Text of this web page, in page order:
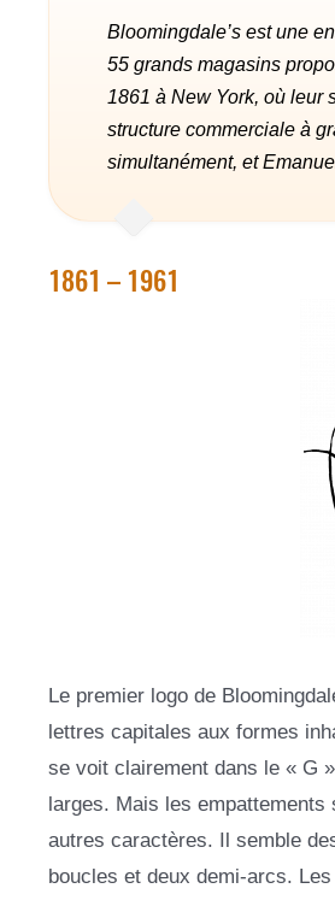
Bloomingdale’s est une
55 grands magasins
1861 à New York, où leur
structure commerciale à
simultanément, et
1861 – 1961
Le premier logo de
lettres capitales aux formes
se voit clairement dans le « G
larges. Mais les
autres caractères. Il semble
boucles et deux demi-arcs.